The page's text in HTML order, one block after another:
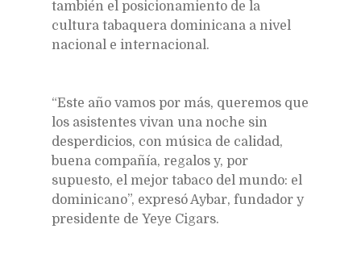
también el posicionamiento de la
cultura tabaquera dominicana a nivel
nacional e internacional.
“Este año vamos por más, queremos que
los asistentes vivan una noche sin
desperdicios, con música de calidad,
buena compañía, regalos y, por
supuesto, el mejor tabaco del mundo: el
dominicano”, expresó Aybar, fundador y
presidente de Yeye Cigars.